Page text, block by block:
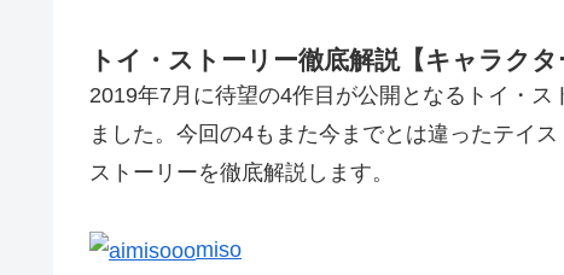
トイ・ストーリー徹底解説【キャラク
2019年7月に待望の4作目が公開となるトイ・
ました。今回の4もまた今までとは違ったテイ
ストーリーを徹底解説します。
miso